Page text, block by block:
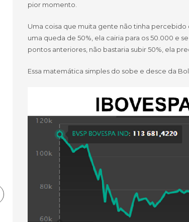
pior momento.
Uma coisa que muita gente não tinha percebido
uma queda de 50%, ela cairia para os 50.000 e
pontos anteriores, não bastaria subir 50%, ela
Essa matemática simples do sobe e desce da